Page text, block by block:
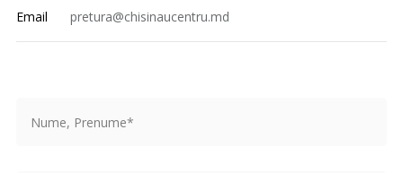
Email
pretura@chisinaucentru.md